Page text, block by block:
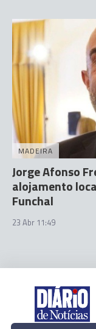
MADEIRA
Jorge Afonso
alojamento
Funchal
23 Abr 11:49